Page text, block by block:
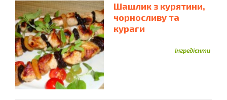
Шашлик з курятини,
чорносливу та
кураги
Інгредієнти